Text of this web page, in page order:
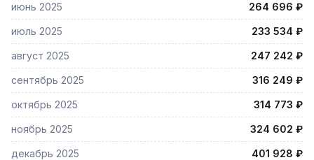
июнь 2025 264 696 ₽
июль 2025 233 534 ₽
август 2025 247 242 ₽
сентябрь 2025 316 249 ₽
октябрь 2025 314 773 ₽
ноябрь 2025 324 602 ₽
декабрь 2025 401 928 ₽